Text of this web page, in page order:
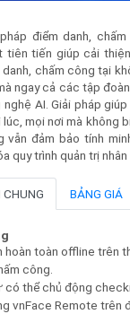
điểm danh,
tiên tiến giúp cải
chấm công tại
ngay cả các tập
AI. Giải pháp
mọi nơi mà không
vẫn đảm bảo tính
quy trình quản trị nhân
BẢNG GIÁ
hoàn toàn offline trên
công.
có thể chủ động
vnFace Remote trên